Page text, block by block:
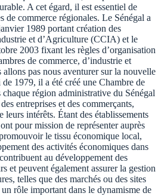
A cet égard, il est essentiel de
de commerce régionales. Le Sénégal a
1989 portant création des
et d’Agriculture (CCIA) et le
2003 fixant les règles d’organisation
de commerce, d’industrie et
pas nous aventurer sur la nouvelle
1979, il a été créé une Chambre de
région administrative du Sénégal
entreprises et des commerçants,
leurs intérêts. Étant des établissements
pour mission de représenter auprès
le tissu économique local,
des activités économiques dans
au développement des
et peuvent également assurer la gestion
telles que des marchés ou des sites
rôle important dans le dynamisme de